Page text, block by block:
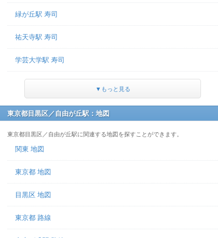
緑が丘駅 寿司
祐天寺駅 寿司
学芸大学駅 寿司
▼もっと見る
東京都目黒区／自由が丘駅：地図
東京都目黒区／自由が丘駅に関連する地図を探すことができます。
関東 地図
東京都 地図
目黒区 地図
東京都 路線